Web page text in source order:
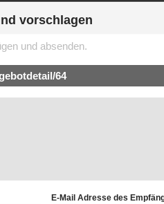
vorschlagen
und absenden.
E-Mail Adresse des